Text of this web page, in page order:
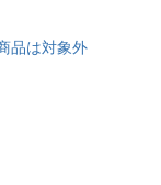
品は対象外